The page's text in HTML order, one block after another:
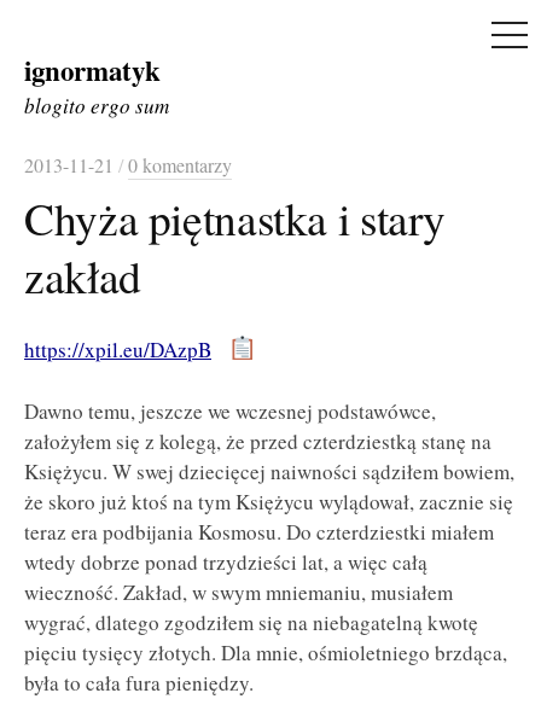
Skip
to
ignormatyk
blogito ergo sum
2013-11-21 /0 komentarzy
Chyża piętnastka i stary
zakład
https://xpil.eu/DAzpB
Dawno temu, jeszcze we wczesnej podstawówce,
założyłem się z kolegą, że przed czterdziestką stanę na
Księżycu. W swej dziecięcej naiwności sądziłem bowiem,
że skoro już ktoś na tym Księżycu wylądował, zacznie się
teraz era podbijania Kosmosu. Do czterdziestki miałem
wtedy dobrze ponad trzydzieści lat, a więc całą
wieczność. Zakład, w swym mniemaniu, musiałem
wygrać, dlatego zgodziłem się na niebagatelną kwotę
pięciu tysięcy złotych. Dla mnie, ośmioletniego brzdąca,
była to cała fura pieniędzy.